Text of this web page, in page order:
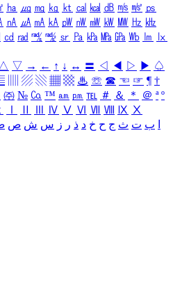
㏊ ㎍ ㎎ ㎏ ㏏ ㎈ ㎉ ㏈ ㎧ ㎨ ㎰
㎁ ㎂ ㎃ ㎄ ㎺ ㎻ ㎽ ㎾ ㎿ ㎐ ㎑
㏅ ㎭ ㎮ ㎯ ㏛ ㎩ ㎪ ㎫ ㎬ ㏝ ㏐
㏓
△ ▽ → ← ↑ ↓ ↔ 〓 ◁ ◀ ▷ ▶ ♤
▨ ▧ ▦ ▩ ♨ ☏ ☎ ☜ ☞ ¶ †
㈜ № ㏇ ™ ㏂ ㏘ ℡ ＃ ＆ ＊ ＠ ª º
Ⅳ Ⅴ Ⅵ Ⅶ Ⅷ Ⅸ Ⅹ
ب ت ث ج ح خ د ذ ر ز س ش ص